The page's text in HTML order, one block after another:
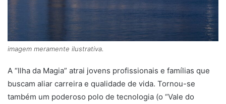
imagem meramente ilustrativa.
A “Ilha da Magia” atrai jovens profissionais e famílias que
buscam aliar carreira e qualidade de vida. Tornou-se
também um poderoso polo de tecnologia (o “Vale do